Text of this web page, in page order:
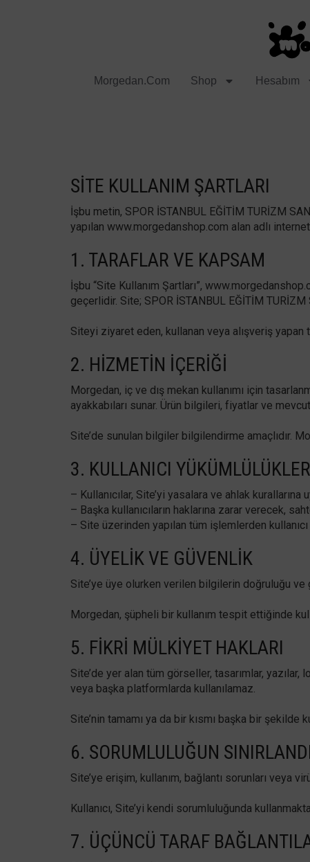
Morgedan.com Shop Hesabım
SITE KULLANIM ŞARTLARI
İşbu metin, SPOR İSTANBUL EĞİTİM TURİZM
yapılan www.morgedanshop.com alan adlı
1. TARAFLAR VE KAPSAM
İşbu “Site Kullanım Şartları”,
geçerlidir. Site; SPOR İSTANBUL EĞİTİM
Siteyi ziyaret eden, kullanan veya alışveriş yapan
2. HIZMETIN İÇERIĞI
Morgedan, iç ve dış mekan kullanımı için
ayakkabıları sunar. Ürün bilgileri, fiyatlar ve
Site’de sunulan bilgiler bilgilendirme amaçlıdır.
3. KULLANICI
– Kullanıcılar, Site’yi yasalara ve ahlak
– Başka kullanıcıların haklarına zarar verecek,
– Site üzerinden yapılan tüm işlemlerden
4. ÜYELIK VE GÜVENLIK
Site’ye üye olurken verilen bilgilerin doğruluğu ve
Morgedan, şüpheli bir kullanım tespit ettiğinde
5. FIKRI MÜLKIYET HAKLARI
Site’de yer alan tüm görseller, tasarımlar,
veya başka platformlarda kullanılamaz.
Site’nin tamamı ya da bir kısmı başka bir şekilde
6. SORUMLULUĞUN
Site’ye erişim, kullanım, bağlantı sorunları veya
Kullanıcı, Site’yi kendi sorumluluğunda
7. ÜÇÜNCÜ TARAF